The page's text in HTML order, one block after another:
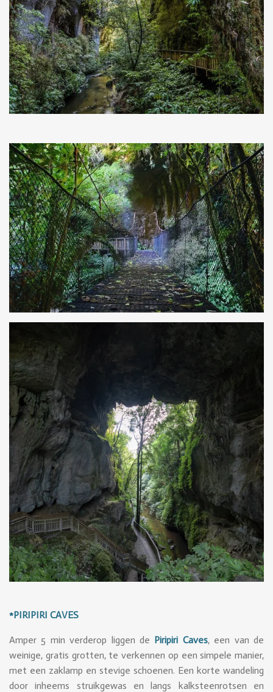
*PIRIPIRI CAVES
Amper 5 min verderop liggen de Piripiri Caves, een van de
weinige, gratis grotten, te verkennen op een simpele manier,
met een zaklamp en stevige schoenen. Een korte wandeling
door inheems struikgewas en langs kalksteenrotsen en